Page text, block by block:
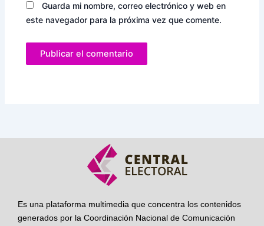
Guarda mi nombre, correo electrónico y web en
este navegador para la próxima vez que comente.
Es una plataforma multimedia que concentra los contenidos
generados por la Coordinación Nacional de Comunicación